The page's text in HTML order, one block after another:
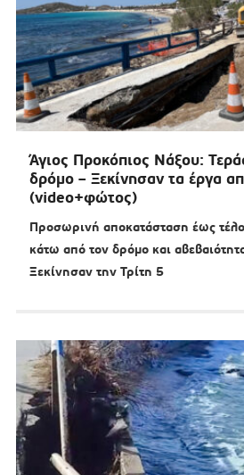
Άγιος Προκόπιος Νάξου:
δρόμο – Ξεκίνησαν τα έργα
(video+φώτος)
Προσωρινή αποκατάσταση έως
κάτω από τον δρόμο και
Ξεκίνησαν την Τρίτη 5